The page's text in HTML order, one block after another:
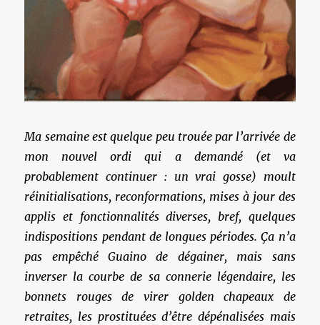
Ma semaine est quelque peu trouée par l’arrivée de
mon nouvel ordi qui a demandé (et va
probablement continuer : un vrai gosse) moult
réinitialisations, reconformations, mises à jour des
applis et fonctionnalités diverses, bref, quelques
indispositions pendant de longues périodes. Ça n’a
pas empêché Guaino de dégainer, mais sans
inverser la courbe de sa connerie légendaire, les
bonnets rouges de virer golden chapeaux de
retraites, les prostituées d’être dépénalisées mais